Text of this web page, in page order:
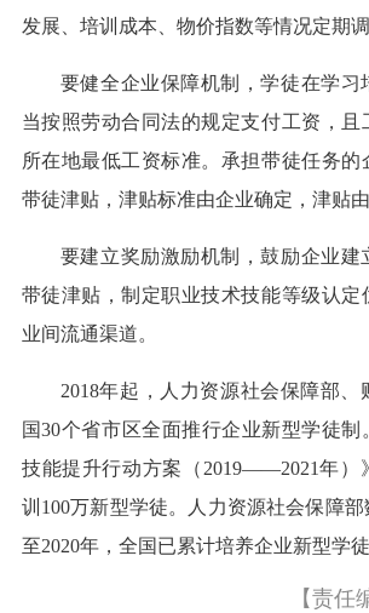
发展、培训成本、物价指数等情况定期调
要健全企业保障机制，学徒在学习
当按照劳动合同法的规定支付工资，且
所在地最低工资标准。承担带徒任务的
带徒津贴，津贴标准由企业确定，津贴由
要建立奖励激励机制，鼓励企业建
带徒津贴，制定职业技术技能等级认定
业间流通渠道。
2018年起，人力资源社会保障部、
国30个省市区全面推行企业新型学徒制
技能提升行动方案（2019——2021年）
训100万新型学徒。人力资源社会保障部
至2020年，全国已累计培养企业新型学徒
【责任